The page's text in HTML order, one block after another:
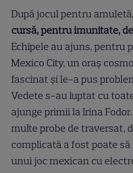
După jocul pentru
cursă, pentru imunitate,
Echipele au ajuns, pentru
Mexico City, un oraș
fascinat și le-a pus
Vedete s-au luptat cu
ajunge primii la Irina
multe probe de traversat,
complicată a fost poate
unui joc mexican cu